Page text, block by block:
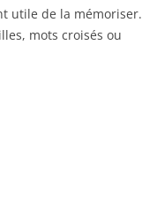
utile de la mémoriser.
mots croisés ou